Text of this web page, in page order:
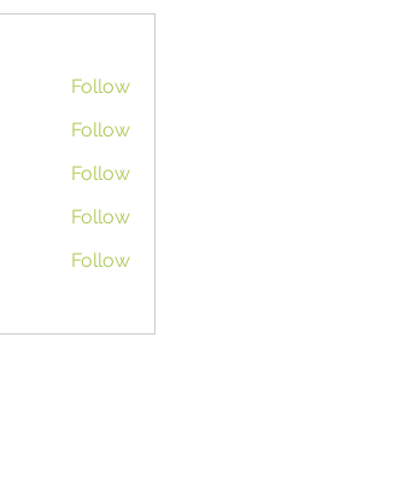
Follow
Follow
Follow
Follow
Follow